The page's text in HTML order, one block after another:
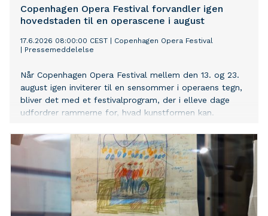
Copenhagen Opera Festival forvandler igen
hovedstaden til en operascene i august
17.6.2026 08:00:00 CEST
Copenhagen Opera Festival
Pressemeddelelse
Når Copenhagen Opera Festival mellem den 13. og 23.
august igen inviterer til en sensommer i operaens tegn,
bliver det med et festivalprogram, der i elleve dage
udfordrer rammerne for, hvad kunstformen kan.